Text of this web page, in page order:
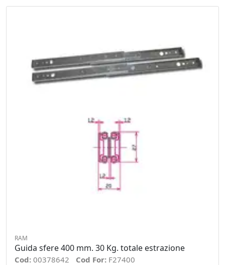
RAM
Guida sfere 400 mm. 30 Kg. totale estrazione
Cod: 00378642 Cod For: F27400